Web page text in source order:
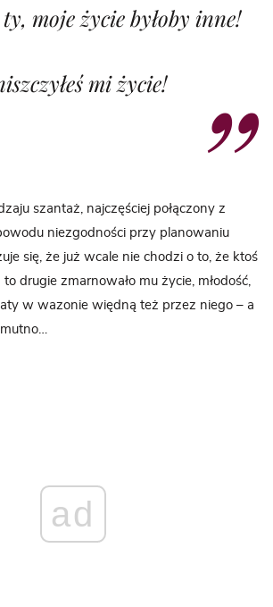
moje życie byłoby inne!
mi życie!
szantaż, najczęściej połączony z
niezgodności przy planowaniu
się, że już wcale nie chodzi o to, że ktoś
drugie zmarnowało mu życie, młodość,
w wazonie więdną też przez niego – a
ad